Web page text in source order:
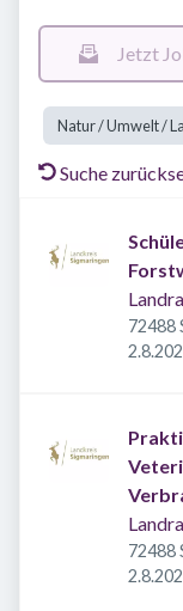
Jetzt
Natur / Umwelt /
Suche
72488
72488